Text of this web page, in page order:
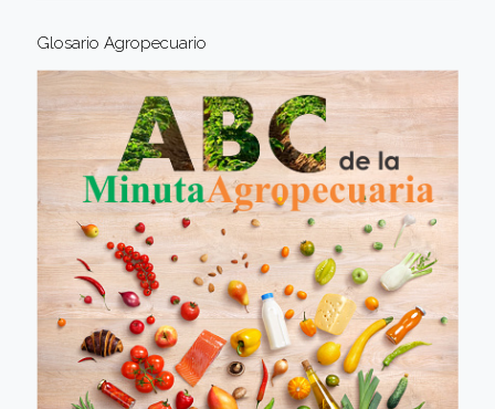
Glosario Agropecuario